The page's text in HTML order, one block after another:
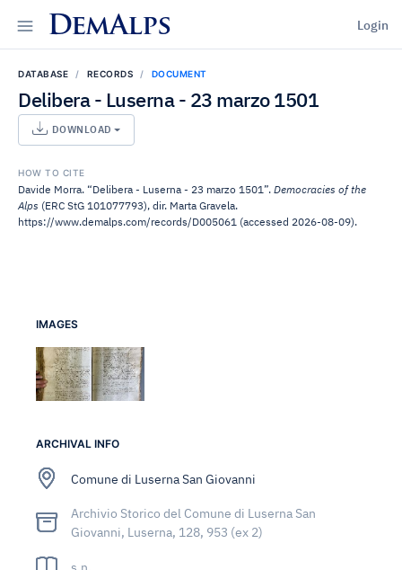
DemAlps Login
DATABASE RECORDS DOCUMENT
Delibera - Luserna - 23 marzo 1501
DOWNLOAD
HOW TO CITE
Davide Morra. “Delibera - Luserna - 23 marzo 1501”. Democracies of the
Alps (ERC StG 101077793), dir. Marta Gravela.
https://www.demalps.com/records/D005061 (accessed 2026-08-09).
IMAGES
ARCHIVAL INFO
Comune di Luserna San Giovanni
Archivio Storico del Comune di Luserna San
Giovanni, Luserna, 128, 953 (ex 2)